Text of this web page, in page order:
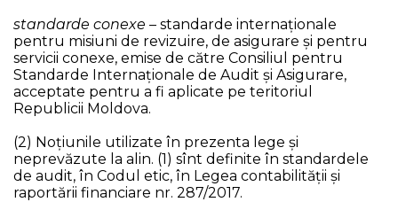
standarde conexe – standarde internaționale
pentru misiuni de revizuire, de asigurare și pentru
servicii conexe, emise de către Consiliul pentru
Standarde Internaționale de Audit și Asigurare,
acceptate pentru a fi aplicate pe teritoriul
Republicii Moldova.
(2) Noțiunile utilizate în prezenta lege şi
neprevăzute la alin. (1) sînt definite în standardele
de audit, în Codul etic, în Legea contabilității și
raportării financiare nr. 287/2017.